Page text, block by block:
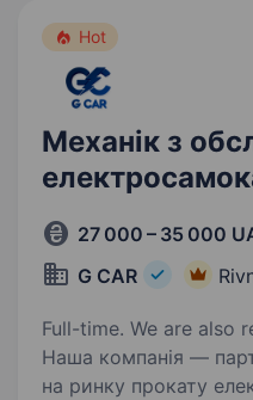
для нашого офісу в
Hot
Механік з
27 000 – 35 000
G CAR
Full-time. We are also
Наша компанія —
на ринку прокату